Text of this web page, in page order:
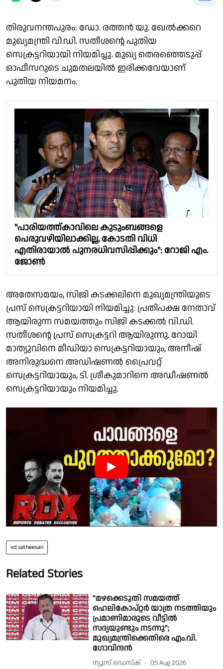
തിരുവനന്തപുരം: ഡോ. രത്തൻ യു. ഖേൽക്കറെ
മുഖ്യമന്ത്രി വി.ഡി. സതീശൻ്റെ പുതിയ
സെക്രട്ടറിയായി നിയമിച്ചു. മുഖ്യ തെരഞ്ഞെടുപ്പ്
ഓഫീസറുടെ ചുമതലയിൽ ഇരിക്കവേയാണ്
പുതിയ നിയമനം.
"പാരിയത്ത്കാവിലെ കുടുംബങ്ങളെ
പെരുവഴിയിലാക്കില്ല, കോടതി വിധി
എതിരായാൽ പുനരധിവസിപ്പിക്കും": റോജി എം.
ജോൺ
അതേസമയം, സിജി കടക്കലിനെ മുഖ്യമന്ത്രിയുടെ
പ്രസ് സെക്രട്ടറിയായി നിയമിച്ചു. പ്രതിപക്ഷ നേതാവ്
ആയിരുന്ന സമയത്തും സിജി കടക്കൽ വി.ഡി.
സതീശൻ്റെ പ്രസ് സെക്രട്ടറി ആയിരുന്നു. റോയി
മാത്യുവിനെ മീഡിയാ സെക്രട്ടറിയായും, അനീഷ്
അനിരുദ്ധനെ അഡിഷണൽ പ്രൈവറ്റ്
സെക്രട്ടറിയായും, ടി. ശ്രീകുമാറിനെ അഡീഷണൽ
സെക്രട്ടറിയായും നിയമിച്ചു.
vd satheesan
Related Stories
"മഴക്കെടുതി സമയത്ത്
ഹെലികോപ്റ്റർ യാത്ര നടത്തിയും
പ്രമാണിമാരുടെ വീട്ടിൽ
സദ്യയുണ്ടും നടന്നു";
മുഖ്യമന്ത്രിക്കെതിരെ എം.വി.
ഗോവിന്ദൻ
ന്യൂസ് ഡെസ്ക് 05 Aug 2026